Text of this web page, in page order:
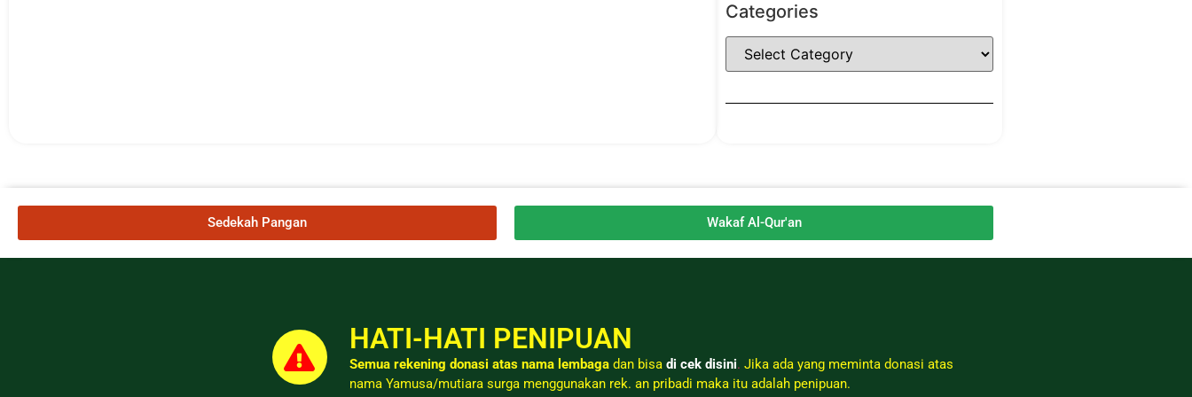
Categories
Sedekah Pangan Wakaf Al-Qur'an
HATI-HATI PENIPUAN
Semua rekening donasi atas nama lembaga dan bisa di cek disini. Jika ada yang meminta donasi atas
nama Yamusa/mutiara surga menggunakan rek. an pribadi maka itu adalah penipuan.